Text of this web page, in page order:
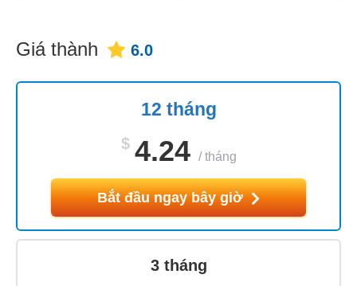
Giá thành 6.0
12 tháng
$ 4.24 /tháng
Bắt đầu ngay bây giờ
3 tháng